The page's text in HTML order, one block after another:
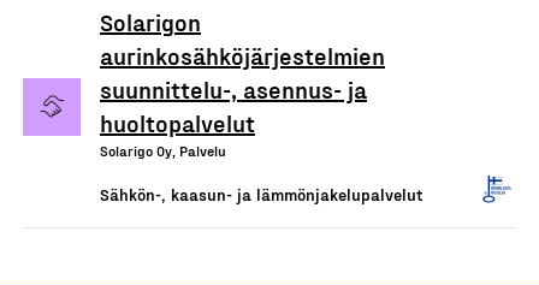
Solarigon
aurinkosähköjärjestelmien
suunnittelu-, asennus- ja
huoltopalvelut
Solarigo Oy, Palvelu
Sähkön-, kaasun- ja lämmönjakelupalvelut